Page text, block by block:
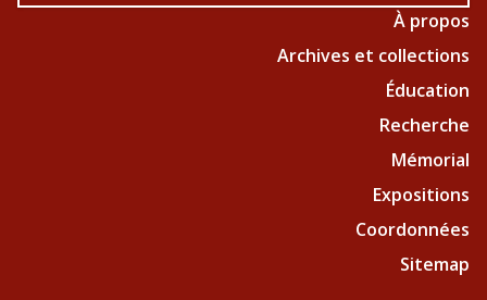
À propos
Archives et collections
Éducation
Recherche
Mémorial
Expositions
Coordonnées
Sitemap